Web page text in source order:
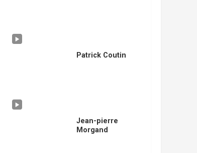
Patrick Coutin
Jean-pierre
Morgand